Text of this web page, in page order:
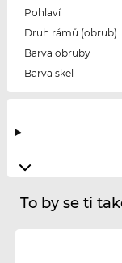
Pohlaví
Druh rámů (obrub)
Barva obruby
Barva skel
To by se ti